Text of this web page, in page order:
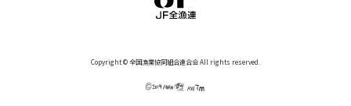
Copyright © 全国漁業協同組合連合会 All rights reserved.